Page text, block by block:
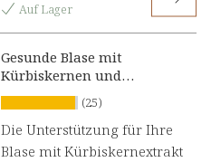
Auf Lager
Gesunde Blase mit
Kürbiskernen und
Hibiskus Presslinge
(25)
Die Unterstützung für Ihre
Blase mit Kürbiskernextrakt